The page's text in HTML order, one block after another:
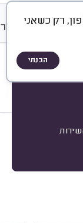
רק כשאני
הבנתי
ממוצע